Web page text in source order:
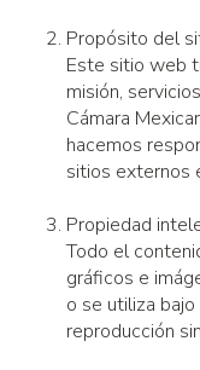
Propósito del
Este sitio web
misión,
Cámara
hacemos
sitios externos
Propiedad
Todo el
gráficos e
o se utiliza
reproducción